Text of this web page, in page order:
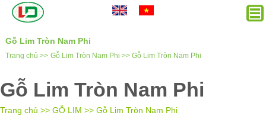
Gỗ Lim Tròn Nam Phi
Trang chủ >> Gỗ Lim Tròn Nam Phi >> Gỗ Lim Tròn Nam Phi
Gỗ Lim Tròn Nam Phi
Trang chủ >> GỖ LIM >> Gỗ Lim Tròn Nam Phi